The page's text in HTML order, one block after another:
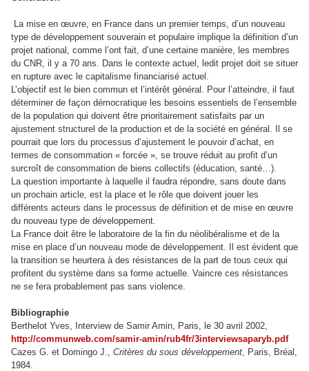
La mise en œuvre, en France dans un premier temps, d’un nouveau
type de développement souverain et populaire implique la définition d’un
projet national, comme l’ont fait, d’une certaine manière, les membres
du CNR, il y a 70 ans. Dans le contexte actuel, ledit projet doit se situer
en rupture avec le capitalisme financiarisé actuel.
L’objectif est le bien commun et l’intérêt général. Pour l’atteindre, il faut
déterminer de façon démocratique les besoins essentiels de l’ensemble
de la population qui doivent être prioritairement satisfaits par un
ajustement structurel de la production et de la société en général. Il se
pourrait que lors du processus d’ajustement le pouvoir d’achat, en
termes de consommation « forcée », se trouve réduit au profit d’un
surcroît de consommation de biens collectifs (éducation, santé…).
La question importante à laquelle il faudra répondre, sans doute dans
un prochain article, est la place et le rôle que doivent jouer les
différents acteurs dans le processus de définition et de mise en œuvre
du nouveau type de développement.
La France doit être le laboratoire de la fin du néolibéralisme et de la
mise en place d’un nouveau mode de développement. Il est évident que
la transition se heurtera à des résistances de la part de tous ceux qui
profitent du système dans sa forme actuelle. Vaincre ces résistances
ne se fera probablement pas sans violence.
Bibliographie
Berthelot Yves, Interview de Samir Amin, Paris, le 30 avril 2002,
http://communweb.com/samir-amin/rub4fr/3interviewsaparyb.pdf
Cazes G. et Domingo J., Critères du sous développement , Paris, Bréal,
1984.